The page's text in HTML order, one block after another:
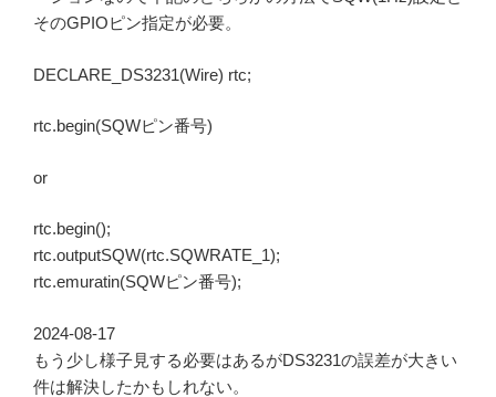
そのGPIOピン指定が必要。
DECLARE_DS3231(Wire) rtc;
rtc.begin(SQWピン番号)
or
rtc.begin();
rtc.outputSQW(rtc.SQWRATE_1);
rtc.emuratin(SQWピン番号);
2024-08-17
もう少し様子見する必要はあるがDS3231の誤差が大きい
件は解決したかもしれない。